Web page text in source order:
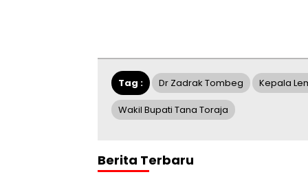
Tag : Dr Zadrak Tombeg Kepala
Wakil Bupati Tana Toraja
Berita Terbaru